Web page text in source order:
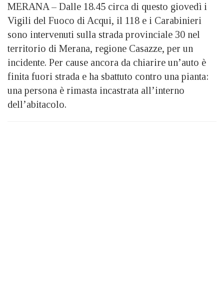
MERANA – Dalle 18.45 circa di questo giovedì i
Vigili del Fuoco di Acqui, il 118 e i Carabinieri
sono intervenuti sulla strada provinciale 30 nel
territorio di Merana, regione Casazze, per un
incidente. Per cause ancora da chiarire un’auto è
finita fuori strada e ha sbattuto contro una pianta:
una persona è rimasta incastrata all’interno
dell’abitacolo.